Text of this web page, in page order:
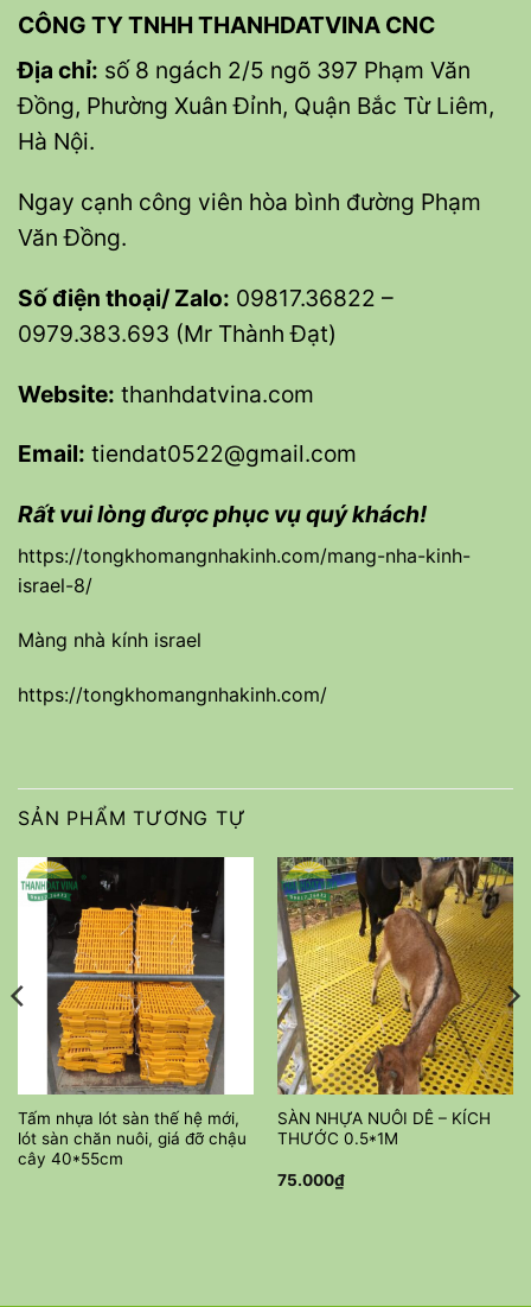
CÔNG TY TNHH THANHDATVINA CNC
Địa chỉ: số 8 ngách 2/5 ngõ 397 Phạm Văn
Đồng, Phường Xuân Đỉnh, Quận Bắc Từ Liêm,
Hà Nội.
Ngay cạnh công viên hòa bình đường Phạm
Văn Đồng.
Số điện thoại/ Zalo: 09817.36822 –
0979.383.693 (Mr Thành Đạt)
Website: thanhdatvina.com
Email: tiendat0522@gmail.com
Rất vui lòng được phục vụ quý khách!
https://tongkhomangnhakinh.com/mang-nha-kinh-
israel-8/
Màng nhà kính israel
https://tongkhomangnhakinh.com/
SẢN PHẨM TƯƠNG TỰ
Tấm nhựa lót sàn thế hệ mới,
lót sàn chăn nuôi, giá đỡ chậu
cây 40*55cm
SÀN NHỰA NUÔI DÊ – KÍCH
THƯỚC 0.5*1M
75.000₫